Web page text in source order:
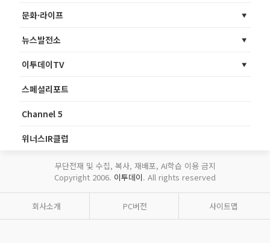
문화·라이프
뉴스발전소
이투데이TV
스페셜리포트
Channel 5
위너스IR클럽
무단전재 및 수집, 복사, 재배포, AI학습 이용 금지
Copyright 2006. 이투데이. All rights reserved
회사소개 PC버전 사이트맵